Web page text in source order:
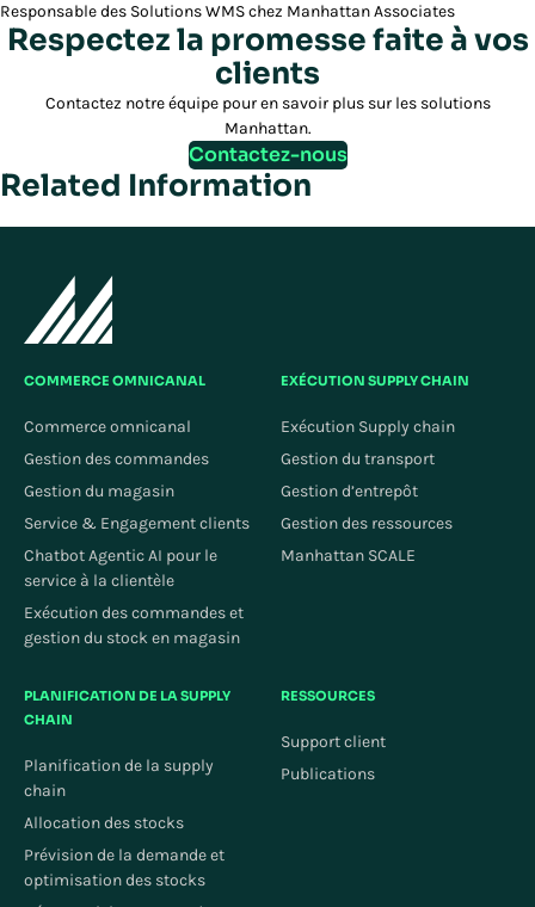
Responsable des Solutions WMS chez Manhattan Associates
Respectez la promesse faite à vos
clients
Contactez notre équipe pour en savoir plus sur les solutions
Manhattan.
Contactez-nous
Related Information
COMMERCE OMNICANAL
Commerce omnicanal
Gestion des commandes
Gestion du magasin
Service & Engagement clients
Chatbot Agentic AI pour le
service à la clientèle
Exécution des commandes et
gestion du stock en magasin
EXÉCUTION SUPPLY CHAIN
Exécution Supply chain
Gestion du transport
Gestion d’entrepôt
Gestion des ressources
Manhattan SCALE
PLANIFICATION DE LA SUPPLY
CHAIN
Planification de la supply
chain
Allocation des stocks
Prévision de la demande et
optimisation des stocks
RESSOURCES
Support client
Publications